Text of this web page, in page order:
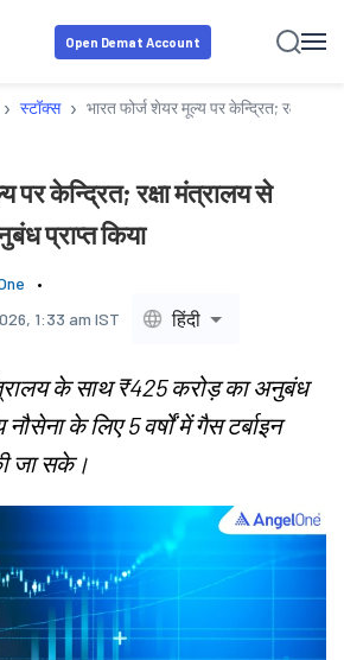
Open Demat Account
› स्टॉक्स › भारत फोर्ज शेयर मूल्य पर केन्द्रित; रक्षा
पर केन्द्रित; रक्षा मंत्रालय से
प्राप्त किया
1:33 am IST हिंदी
के साथ ₹425 करोड़ का अनुबंध
के लिए 5 वर्षों में गैस टर्बाइन
जा सके।